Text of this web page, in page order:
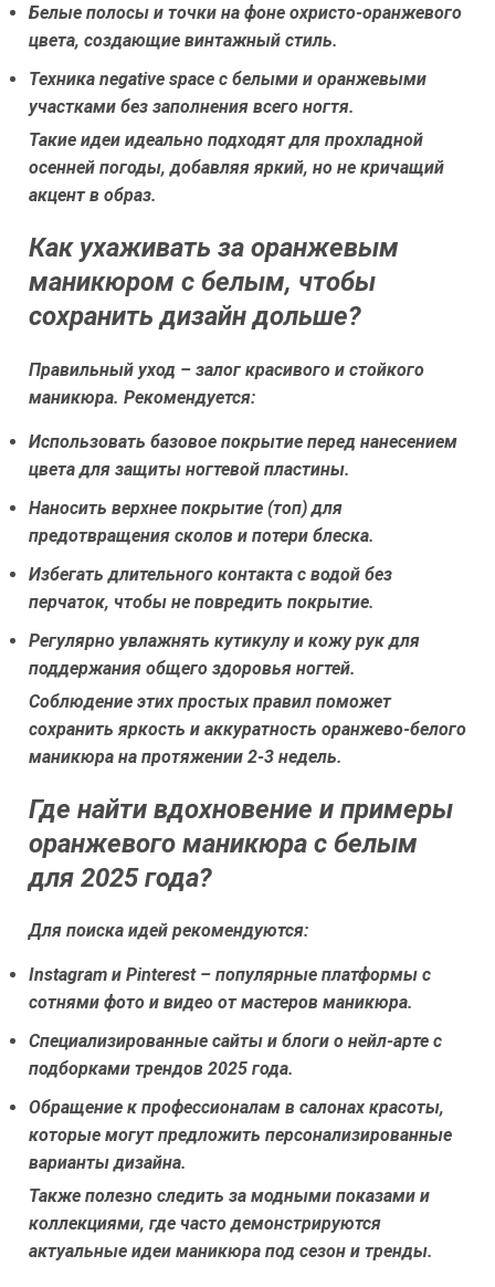
Белые полосы и точки на фоне охристо-оранжевого
цвета, создающие винтажный стиль.
Техника negative space с белыми и оранжевыми
участками без заполнения всего ногтя.
Такие идеи идеально подходят для прохладной
осенней погоды, добавляя яркий, но не кричащий
акцент в образ.
Как ухаживать за оранжевым
маникюром с белым, чтобы
сохранить дизайн дольше?
Правильный уход – залог красивого и стойкого
маникюра. Рекомендуется:
Использовать базовое покрытие перед нанесением
цвета для защиты ногтевой пластины.
Наносить верхнее покрытие (топ) для
предотвращения сколов и потери блеска.
Избегать длительного контакта с водой без
перчаток, чтобы не повредить покрытие.
Регулярно увлажнять кутикулу и кожу рук для
поддержания общего здоровья ногтей.
Соблюдение этих простых правил поможет
сохранить яркость и аккуратность оранжево-белого
маникюра на протяжении 2-3 недель.
Где найти вдохновение и примеры
оранжевого маникюра с белым
для 2025 года?
Для поиска идей рекомендуются:
Instagram и Pinterest – популярные платформы с
сотнями фото и видео от мастеров маникюра.
Специализированные сайты и блоги о нейл-арте с
подборками трендов 2025 года.
Обращение к профессионалам в салонах красоты,
которые могут предложить персонализированные
варианты дизайна.
Также полезно следить за модными показами и
коллекциями, где часто демонстрируются
актуальные идеи маникюра под сезон и тренды.